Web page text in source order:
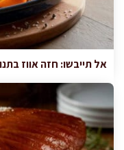
אל תייבשו: חזה אווז